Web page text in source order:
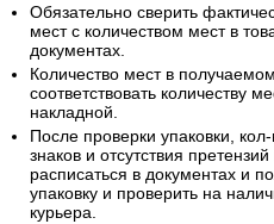
Обязательно сверить
мест с количеством мест в
документах.
Количество мест в
соответствовать количеству
накладной.
После проверки упаковки,
знаков и отсутствия
расписаться в документах и
упаковку и проверить на
курьера.